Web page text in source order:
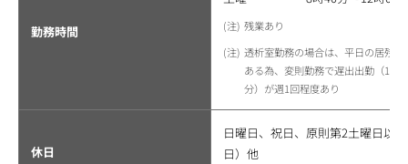
勤務時間
残業あり
透析室勤務の場合は、平日の居残
ある為、変則勤務で遅出出勤（11
分）が週1回程度あり
休日
日曜日、祝日、原則第2土曜日以
日）他